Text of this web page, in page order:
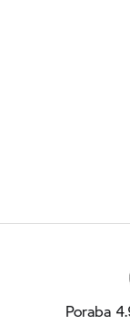
Poraba